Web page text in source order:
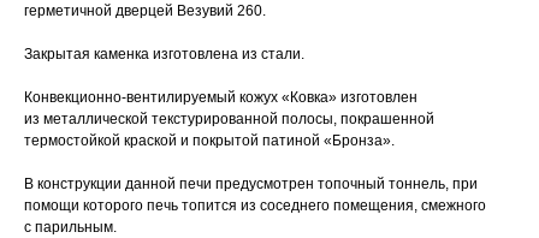
герметичной дверцей Везувий 260.
Закрытая каменка изготовлена из стали.
Конвекционно-вентилируемый кожух «Ковка» изготовлен
из металлической текстурированной полосы, покрашенной
термостойкой краской и покрытой патиной «Бронза».
В конструкции данной печи предусмотрен топочный тоннель, при
помощи которого печь топится из соседнего помещения, смежного
с парильным.